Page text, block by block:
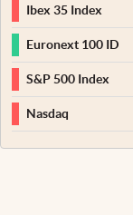
Ibex 35 Index
Euronext 100 ID
S&P 500 Index
Nasdaq